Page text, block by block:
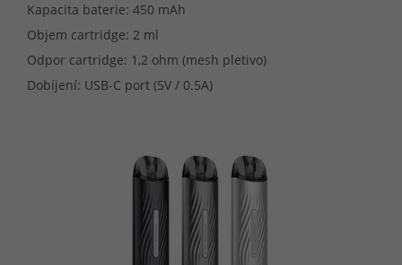
Kapacita baterie: 450 mAh
Objem cartridge: 2 ml
Odpor cartridge: 1,2 ohm (mesh pletivo)
Dobíjení: USB-C port (5V / 0.5A)